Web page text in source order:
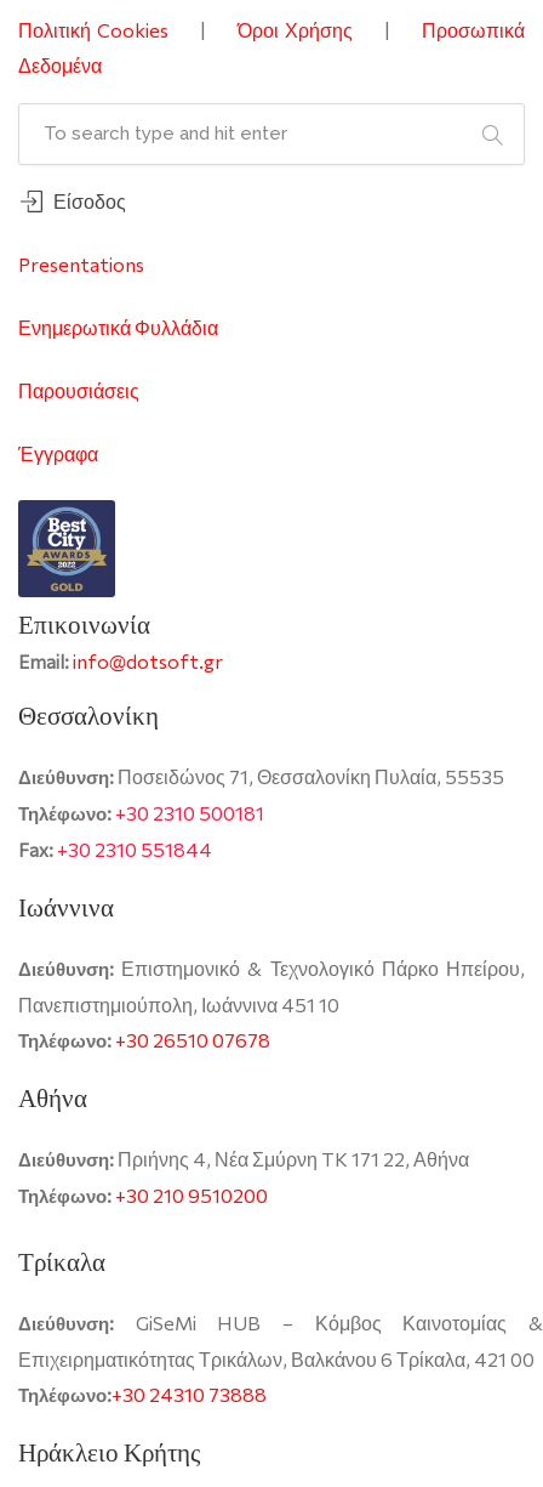
Πολιτική Cookies |Όροι Χρήσης
Προσωπικά
Δεδομένα
Είσοδος
Presentations
Ενημερωτικά Φυλλάδια
Παρουσιάσεις
Έγγραφα
Επικοινωνία
Email:info@dotsoft.gr
Θεσσαλονίκη
Διεύθυνση: Ποσειδώνος 71, Θεσσαλονίκη Πυλαία, 55535
Τηλέφωνο: +30 2310 500181
Fax: +30 2310 551844
Ιωάννινα
Διεύθυνση: Επιστημονικό & Τεχνολογικό Πάρκο Ηπείρου,
Πανεπιστημιούπολη, Ιωάννινα 451 10
Τηλέφωνο: +30 26510 07678
Αθήνα
Διεύθυνση: Πριήνης 4, Νέα Σμύρνη TK 171 22, Αθήνα
Τηλέφωνο: +30 210 9510200
Τρίκαλα
Διεύθυνση: GiSeMi HUB – Κόμβος Καινοτομίας &
Επιχειρηματικότητας Τρικάλων, Βαλκάνου 6 Τρίκαλα, 421 00
Τηλέφωνο:+30 24310 73888
Ηράκλειο Κρήτης